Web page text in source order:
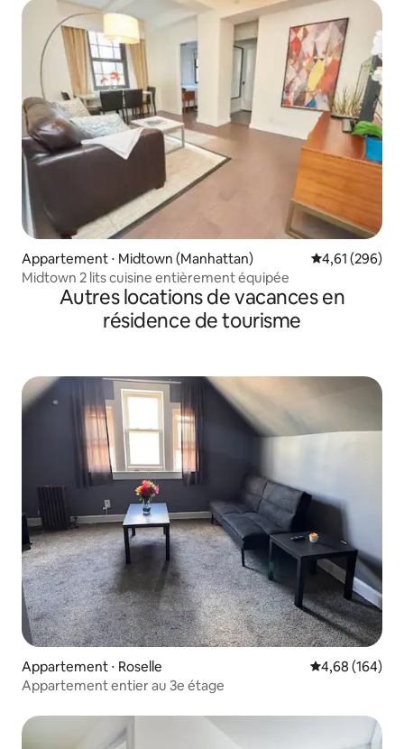
Appartement ⋅ Midtown (Manhattan) Évaluation
4,61 (296)
Midtown 2 lits cuisine entièrement équipée
Autres locations de vacances en
résidence de tourisme
Appartement ⋅ Roselle Évaluation
4,68 (164)
Appartement entier au 3e étage